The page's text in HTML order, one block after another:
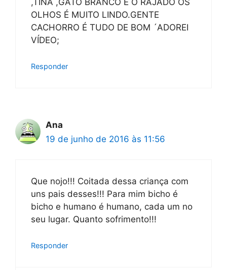
,TINA ,GATO BRANCO E O RAJADO OS
OLHOS É MUITO LINDO.GENTE
CACHORRO É TUDO DE BOM ´ADOREI
VÍDEO;
Responder
Ana
19 de junho de 2016 às 11:56
Que nojo!!! Coitada dessa criança com
uns pais desses!!! Para mim bicho é
bicho e humano é humano, cada um no
seu lugar. Quanto sofrimento!!!
Responder